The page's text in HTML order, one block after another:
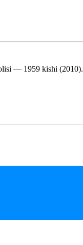
— 1959 kishi (2010).